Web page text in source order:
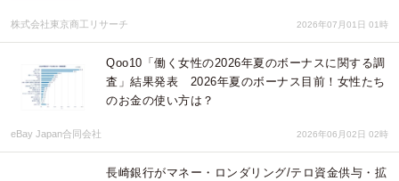
株式会社東京商工リサーチ 2026年07月01日 01時
Qoo10「働く女性の2026年夏のボーナスに関する調
査」結果発表 2026年夏のボーナス目前！女性たち
のお金の使い方は？
eBay Japan合同会社 2026年06月02日 02時
長崎銀行がマネー・ロンダリング/テロ資金供与・拡